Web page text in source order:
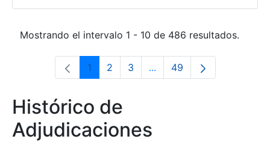
Mostrando el intervalo 1 - 10 de 486 resultados.
Página
1 Página
2 Página
3 ...Páginas intermedias Use
Página
49
Histórico de
Adjudicaciones